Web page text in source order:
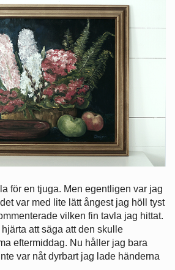
för en tjuga. Men egentligen var jag
var med lite lätt ångest jag höll tyst
vilken fin tavla jag hittat.
att säga att den skulle
eftermiddag. Nu håller jag bara
var nåt dyrbart jag lade händerna